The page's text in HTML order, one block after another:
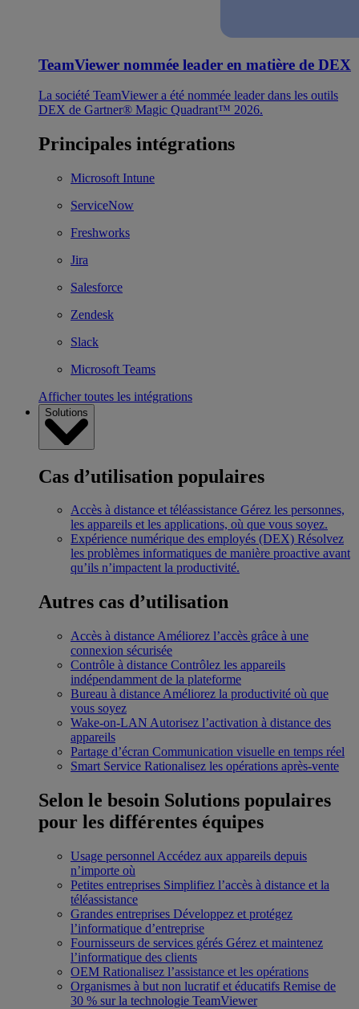
TeamViewer nommée leader en matière de DEX
La société TeamViewer a été nommée leader dans les outils
DEX de Gartner® Magic Quadrant™ 2026.
Principales intégrations
Microsoft Intune
ServiceNow
Freshworks
Jira
Salesforce
Zendesk
Slack
Microsoft Teams
Afficher toutes les intégrations
Solutions
Cas d’utilisation populaires
Accès à distance et téléassistance Gérez les personnes,
les appareils et les applications, où que vous soyez.
Expérience numérique des employés (DEX) Résolvez
les problèmes informatiques de manière proactive avant
qu’ils n’impactent la productivité.
Autres cas d’utilisation
Accès à distance Améliorez l’accès grâce à une
connexion sécurisée
Contrôle à distance Contrôlez les appareils
indépendamment de la plateforme
Bureau à distance Améliorez la productivité où que
vous soyez
Wake-on-LAN Autorisez l’activation à distance des
appareils
Partage d’écran Communication visuelle en temps réel
Smart Service Rationalisez les opérations après-vente
Selon le besoin Solutions populaires
pour les différentes équipes
Usage personnel Accédez aux appareils depuis
n’importe où
Petites entreprises Simplifiez l’accès à distance et la
téléassistance
Grandes entreprises Développez et protégez
l’informatique d’entreprise
Fournisseurs de services gérés Gérez et maintenez
l’informatique des clients
OEM Rationalisez l’assistance et les opérations
Organismes à but non lucratif et éducatifs Remise de
30 % sur la technologie TeamViewer